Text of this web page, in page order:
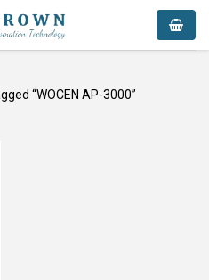
“WOCEN AP-3000”